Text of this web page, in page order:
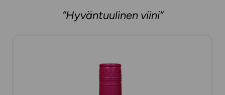
“Hyväntuulinen viini”